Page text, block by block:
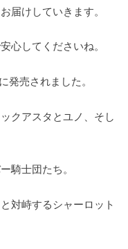
届けしていきます。
心してくださいね。
発売されました。
クアスタとユノ、そし
騎士団たち。
対峙するシャーロット